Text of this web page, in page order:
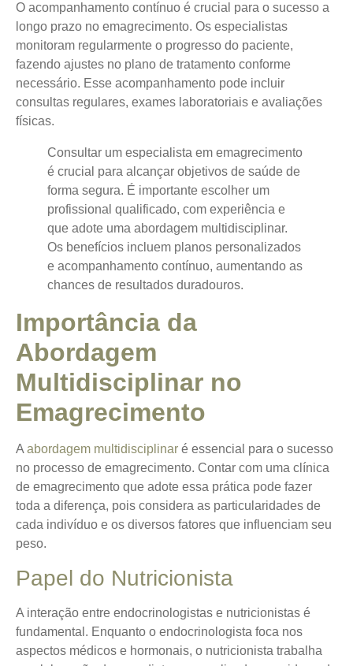
O acompanhamento contínuo é crucial para o sucesso a
longo prazo no emagrecimento. Os especialistas
monitoram regularmente o progresso do paciente,
fazendo ajustes no plano de tratamento conforme
necessário. Esse acompanhamento pode incluir
consultas regulares, exames laboratoriais e avaliações
físicas.
Consultar um especialista em emagrecimento
é crucial para alcançar objetivos de saúde de
forma segura. É importante escolher um
profissional qualificado, com experiência e
que adote uma abordagem multidisciplinar.
Os benefícios incluem planos personalizados
e acompanhamento contínuo, aumentando as
chances de resultados duradouros.
Importância da
Abordagem
Multidisciplinar no
Emagrecimento
A abordagem multidisciplinar é essencial para o sucesso
no processo de emagrecimento. Contar com uma clínica
de emagrecimento que adote essa prática pode fazer
toda a diferença, pois considera as particularidades de
cada indivíduo e os diversos fatores que influenciam seu
peso.
Papel do Nutricionista
A interação entre endocrinologistas e nutricionistas é
fundamental. Enquanto o endocrinologista foca nos
aspectos médicos e hormonais, o nutricionista trabalha